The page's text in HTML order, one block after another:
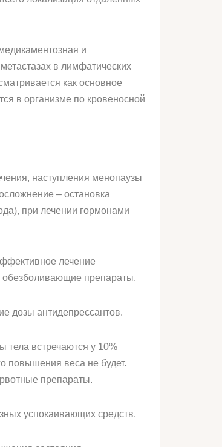
и
в лимфатических
как основное
в организме по кровеносной
наступления менопаузы
– остановка
при лечении гормонами
лечение
обезболивающие препараты.
дозы антидепрессантов.
тела встречаются у 10%
повышения веса не будет.
препараты.
успокаивающих средств.